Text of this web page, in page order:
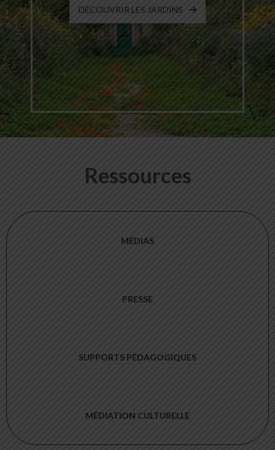
DÉCOUVRIR LES JARDINS
Ressources
MÉDIAS
PRESSE
SUPPORTS PÉDAGOGIQUES
MÉDIATION CULTURELLE